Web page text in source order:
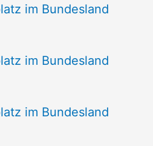
im Bundesland
im Bundesland
im Bundesland